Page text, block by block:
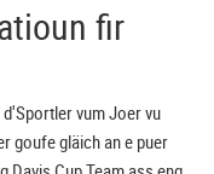
fir
vum Joer vu
goufe gläich an e puer